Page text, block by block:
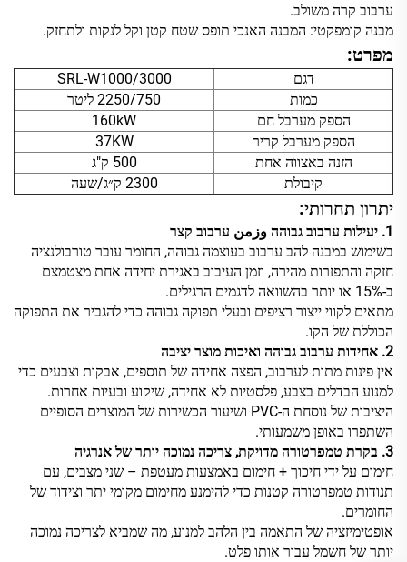
ערבוב קרה משולב.
מבנה קומפקטי: המבנה האנכי תופס שטח קטן וקל לנקות ולתחזק.
מפרט:
דגם
SRL-W1000/3000
כמות
750‏/2250 ליטר
הספק מערבל חם
160kW
הספק מערבל קריר
37KW
הזנה באצווה אחת
500 ק"ג
קיבולת
2300 ק״ג/שעה
יתרון תחרותי:
1. יעילות ערבוב גבוהה وزمن ערבוב קצר
בשימוש במבנה להב ערבוב בעוצמה גבוהה, החומר עובר טורבולנציה
חזקה והתפזרות מהירה, וזמן העיבוב באגירת יחידה אחת מצטמצם
ב-15% או יותר בהשוואה לדגמים הרגילים.
מתאים לקווי ייצור רציפים ובעלי תפוקה גבוהה כדי להגביר את התפוקה
הכוללת של הקו.
2. אחידות ערבוב גבוהה ואיכות מוצר יציבה
אין פינות מתות לערבוב, הפצה אחידה של תוספים, אבקות וצבעים כדי
למנוע הבדלים בצבע, פלסטיות לא אחידה, שיקוע ובעיות אחרות.
היציבות של נוסחת ה-PVC ושיעור הכשירות של המוצרים הסופיים
השתפרו באופן משמעותי.
3. בקרת טמפרטורה מדויקת, צריכה נמוכה יותר של אנרגיה
חימום על ידי חיכוך + חימום באמצעות מעטפת – שני מצבים, עם
תנודות טמפרטורה קטנות כדי להימנע מחימום מקומי יתר וצידוד של
החומרים.
אופטימיזציה של התאמה בין הלהב למנוע, מה שמביא לצריכה נמוכה
יותר של חשמל עבור אותו פלט.